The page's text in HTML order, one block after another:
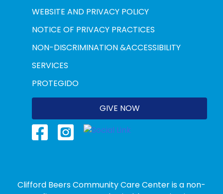
WEBSITE AND PRIVACY POLICY
NOTICE OF PRIVACY PRACTICES
NON-DISCRIMINATION &ACCESSIBILITY
SERVICES
PROTEGIDO
GIVE NOW
Clifford Beers Community Care Center is a non-